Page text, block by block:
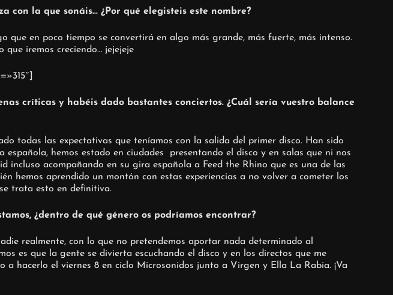
la que sonáis… ¿Por qué elegisteis este nombre?
que en poco tiempo se convertirá en algo más grande, más fuerte, más intenso.
iremos creciendo… jejejeje
críticas y habéis dado bastantes conciertos. ¿Cuál sería vuestro balance
todas las expectativas que teníamos con la salida del primer disco. Han sido
hemos estado en ciudades presentando el disco y en salas que ni nos
acompañando en su gira española a Feed the Rhino que es una de las
hemos aprendido un montón con estas experiencias a no volver a cometer los
trata esto en definitiva.
¿dentro de qué género os podríamos encontrar?
realmente, con lo que no pretendemos aportar nada determinado al
es que la gente se divierta escuchando el disco y en los directos que me
hacerlo el viernes 8 en ciclo Microsonidos junto a Virgen y Ella La Rabia. ¡Va